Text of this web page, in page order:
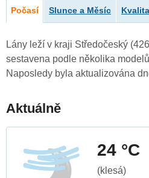
Počasí Slunce a Měsíc
Lány leží v kraji Středočeský
sestavena podle několika
Naposledy byla aktualizována
Aktuálně
24 °C
(klesá)